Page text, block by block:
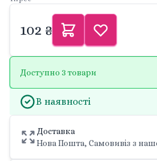
102 ₴
Доступно 3 товари
В наявності
Доставка
Нова Пошта, Самовивіз з